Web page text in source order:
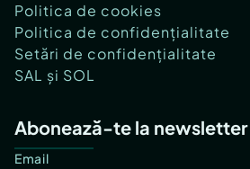
Politica de cookies
Politica de confidențialitate
Setări de confidențialitate
SAL și SOL
Abonează-te la newsletter
Email